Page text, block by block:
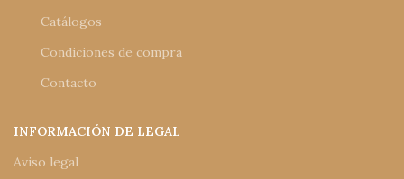
Catálogos
Condiciones de compra
Contacto
INFORMACIÓN DE LEGAL
Aviso legal